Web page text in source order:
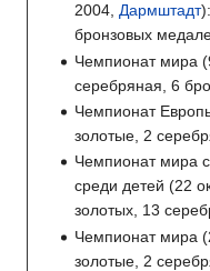
2004, Дармштадт
бронзовых
Чемпионат мира
серебряная, 6
Чемпионат
золотые, 2
Чемпионат мира
среди детей (22
золотых, 13
Чемпионат мира
золотые, 2